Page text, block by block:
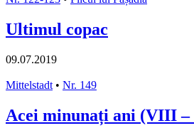
Ultimul copac
09.07.2019
Mittelstadt • Nr. 149
Acei minunați ani (VIII –